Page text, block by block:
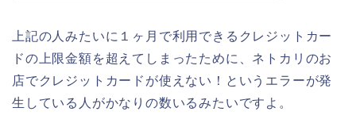
上記の人みたいに１ヶ月で利用できるクレジットカー
ドの上限金額を超えてしまったために、ネトカリのお
店でクレジットカードが使えない！というエラーが発
生している人がかなりの数いるみたいですよ。